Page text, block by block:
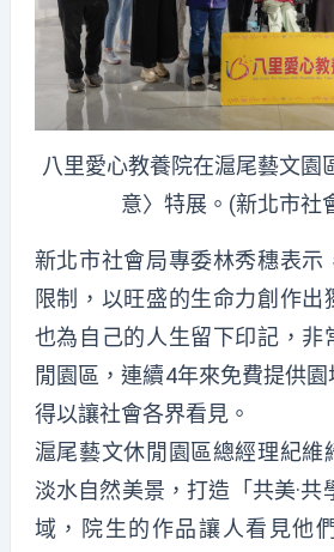
八里愛心教養院在滬尾藝文園
意〉特展。(新北市社
新北市社會局專委林秀穗表示
限制，以旺盛的生命力創作出
也為自己的人生留下印記，非
閒園區，連續4年來免費提供
得以讓社會各界看見。
滬尾藝文休閒園區總經理紀維
淡水自然美景，打造「共美·共
域，院生的作品讓人看見他